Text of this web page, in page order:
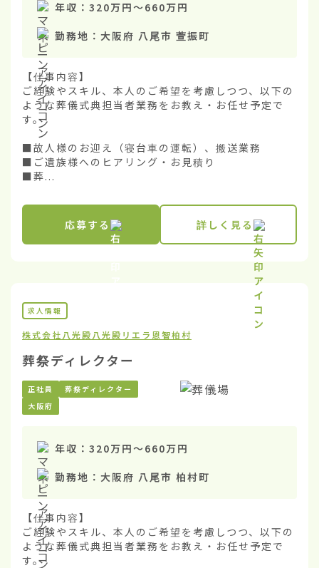
年収： 320万円〜660万円
勤務地： 大阪府 八尾市 萱振町
【仕事内容】
ご経験やスキル、本人のご希望を考慮しつつ、以下の
ような葬儀式典担当者業務をお教え・お任せ予定で
す。
■故人様のお迎え（寝台車の運転）、搬送業務
■ご遺族様へのヒアリング・お見積り
■葬...
応募する 詳しく見る
求人情報
株式会社八光殿 八光殿リエラ恩智柏村
葬祭ディレクター
正社員
葬祭ディレクター
大阪府
年収： 320万円〜660万円
勤務地： 大阪府 八尾市 柏村町
【仕事内容】
ご経験やスキル、本人のご希望を考慮しつつ、以下の
ような葬儀式典担当者業務をお教え・お任せ予定で
す。